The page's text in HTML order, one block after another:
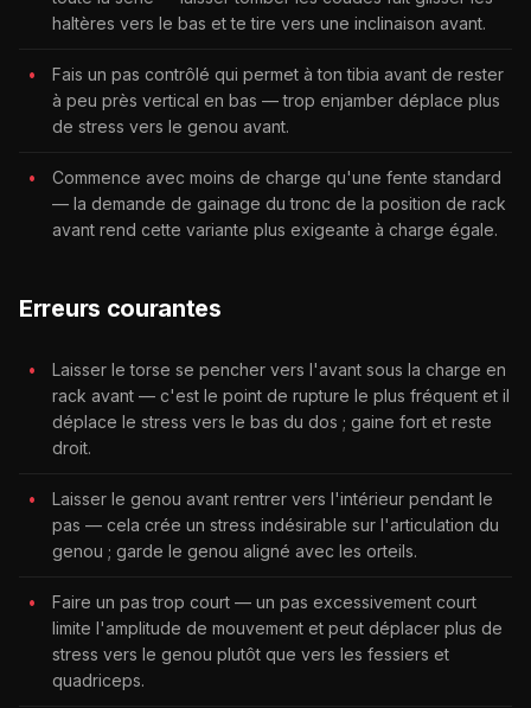
haltères vers le bas et te tire vers une inclinaison avant.
Fais un pas contrôlé qui permet à ton tibia avant de rester
à peu près vertical en bas — trop enjamber déplace plus
de stress vers le genou avant.
Commence avec moins de charge qu'une fente standard
— la demande de gainage du tronc de la position de rack
avant rend cette variante plus exigeante à charge égale.
Erreurs courantes
Laisser le torse se pencher vers l'avant sous la charge en
rack avant — c'est le point de rupture le plus fréquent et il
déplace le stress vers le bas du dos ; gaine fort et reste
droit.
Laisser le genou avant rentrer vers l'intérieur pendant le
pas — cela crée un stress indésirable sur l'articulation du
genou ; garde le genou aligné avec les orteils.
Faire un pas trop court — un pas excessivement court
limite l'amplitude de mouvement et peut déplacer plus de
stress vers le genou plutôt que vers les fessiers et
quadriceps.